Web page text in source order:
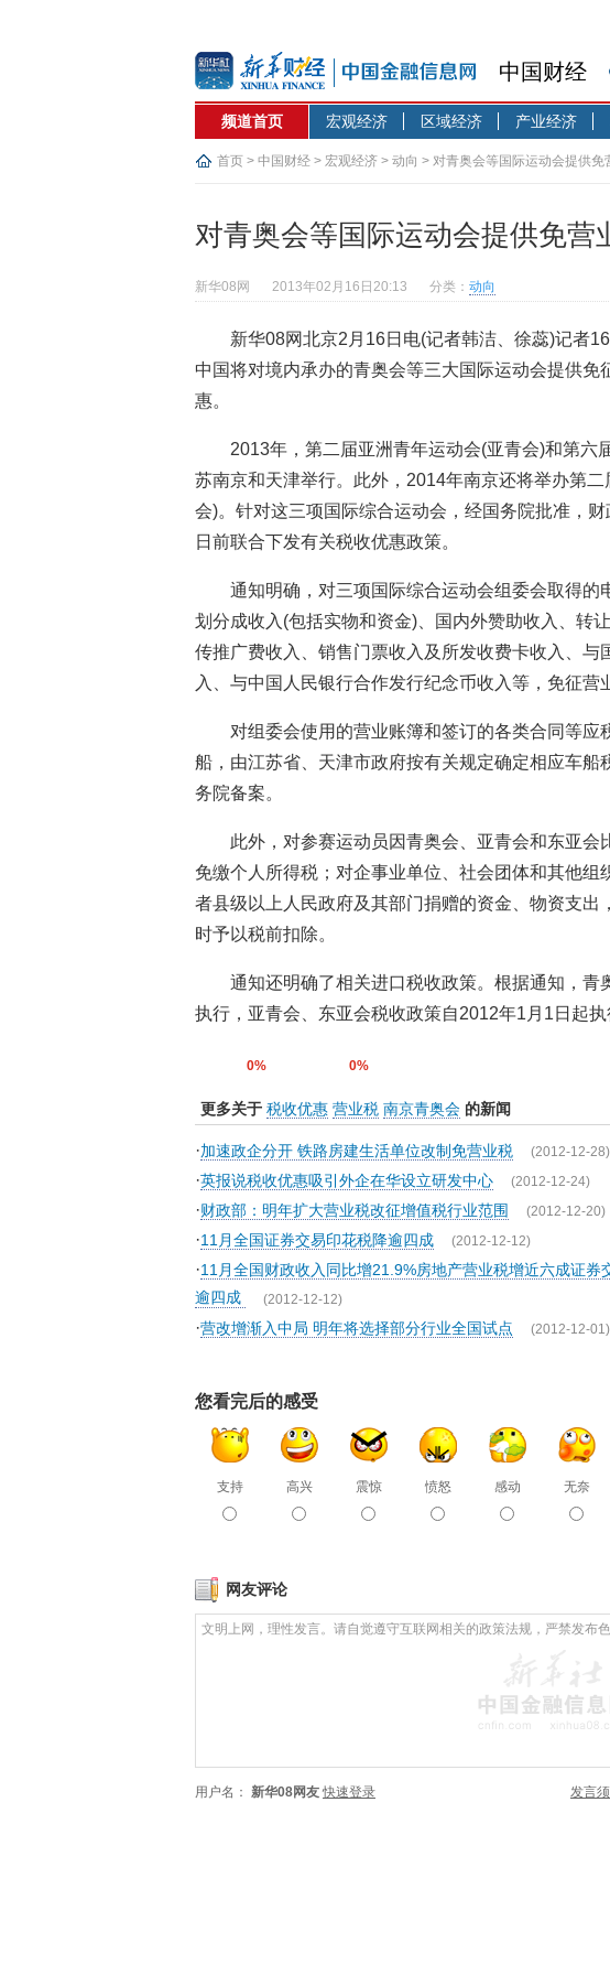
中国财经
频道首页 宏观经济 区域经济 产业经济
首页 > 中国财经 > 宏观经济 > 动向 > 对青奥会等国际运动会提供免
对青奥会等国际运动会提供免营
新华08网 2013年02月16日20:13 分类： 动向
新华08网北京2月16日电(记者韩洁、徐蕊)记者
中国将对境内承办的青奥会等三大国际运动会提供免
惠。
2013年，第二届亚洲青年运动会(亚青会)和第六
苏南京和天津举行。此外，2014年南京还将举办第
会)。针对这三项国际综合运动会，经国务院批准，财
日前联合下发有关税收优惠政策。
通知明确，对三项国际综合运动会组委会取得的
划分成收入(包括实物和资金)、国内外赞助收入、转
传推广费收入、销售门票收入及所发收费卡收入、与
入、与中国人民银行合作发行纪念币收入等，免征营
对组委会使用的营业账簿和签订的各类合同等应
船，由江苏省、天津市政府按有关规定确定相应车船
务院备案。
此外，对参赛运动员因青奥会、亚青会和东亚会
免缴个人所得税；对企事业单位、社会团体和其他组
者县级以上人民政府及其部门捐赠的资金、物资支出
时予以税前扣除。
通知还明确了相关进口税收政策。根据通知，青
执行，亚青会、东亚会税收政策自2012年1月1日起
0% 0%
更多关于 税收优惠 营业税 南京青奥会 的新闻
·加速政企分开 铁路房建生活单位改制免营业税 (2012-12-28)
·英报说税收优惠吸引外企在华设立研发中心 (2012-12-24)
·财政部：明年扩大营业税改征增值税行业范围 (2012-12-20)
·11月全国证券交易印花税降逾四成 (2012-12-12)
·11月全国财政收入同比增21.9%房地产营业税增近六成证券
逾四成 (2012-12-12)
·营改增渐入中局 明年将选择部分行业全国试点 (2012-12-01)
您看完后的感受
支持 高兴 震惊 愤怒 感动 无奈
网友评论
用户名： 新华08网友 快速登录 发言